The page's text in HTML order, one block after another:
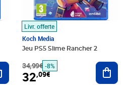
Ajouter au panier
Livr. offerte
Koch Media
Jeu PS5 Slime Rancher 2
34,99€ -8%
32,09€